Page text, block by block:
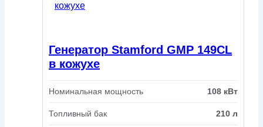
Генератор Stamford GMP 149CL
в кожухе
Номинальная мощность 108 кВт
Топливный бак 210 л